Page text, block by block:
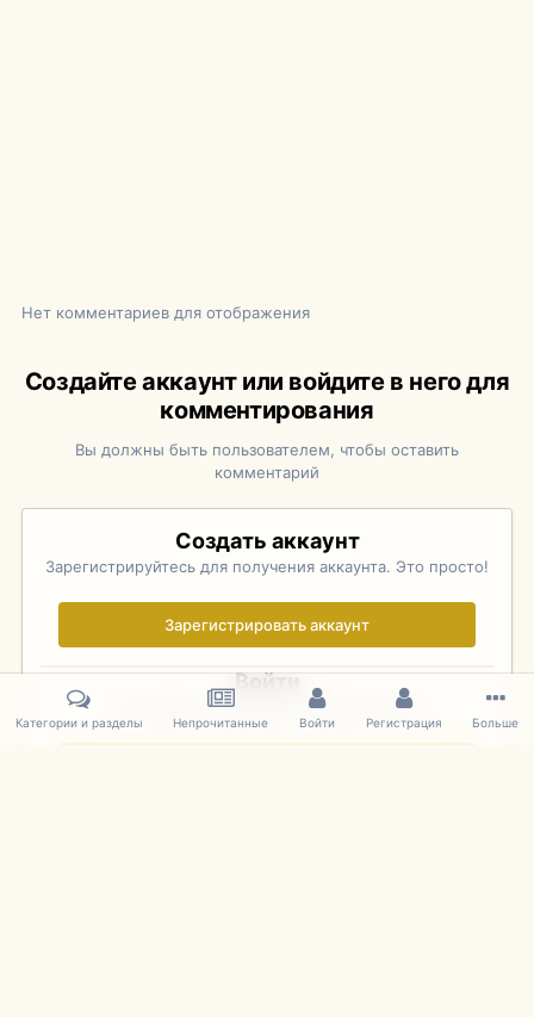
Нет комментариев для отображения
Создайте аккаунт или войдите в него для
комментирования
Вы должны быть пользователем, чтобы оставить
комментарий
Создать аккаунт
Зарегистрируйтесь для получения аккаунта. Это просто!
Зарегистрировать аккаунт
Войти
Уже зарегистрированы? Войдите здесь.
Категории и разделы Непрочитанные Войти Регистрация Больше